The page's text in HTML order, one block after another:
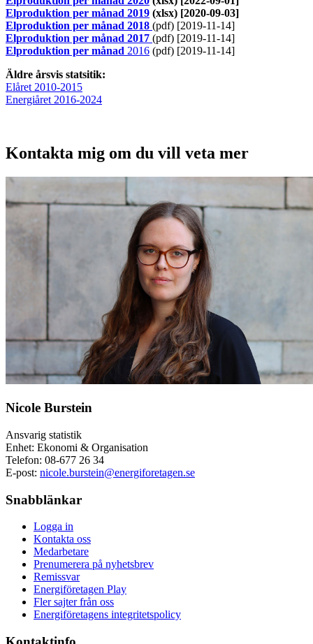
Elproduktion per månad 2019 (xlsx) [2020-09-03]
Elproduktion per månad 2018 (pdf) [2019-11-14]
Elproduktion per månad 2017 (pdf) [2019-11-14]
Elproduktion per månad 2016 (pdf) [2019-11-14]
Äldre årsvis statsitik:
Elåret 2010-2015
Energiåret 2016-2024
Kontakta mig om du vill veta mer
Nicole Burstein
Ansvarig statistik
Enhet: Ekonomi & Organisation
Telefon: 08-677 26 34
E-post: nicole.burstein@energiforetagen.se
Snabblänkar
Logga in
Kontakta oss
Medarbetare
Prenumerera på nyhetsbrev
Remissvar
Energiföretagen Play
Fler sajter från oss
Energiföretagens integritetspolicy